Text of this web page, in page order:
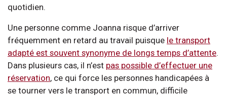
quotidien.
Une personne comme Joanna risque d’arriver
fréquemment en retard au travail puisque le transport
adapté est souvent synonyme de longs temps d’attente.
Dans plusieurs cas, il n’est pas possible d’effectuer une
réservation, ce qui force les personnes handicapées à
se tourner vers le transport en commun, difficile